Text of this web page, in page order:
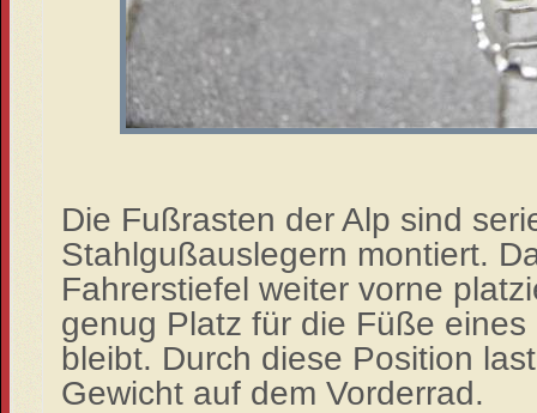
Die Fußrasten der Alp sind
Stahlgußauslegern montiert.
Fahrerstiefel weiter vorne
genug Platz für die Füße
bleibt. Durch diese Position
Gewicht auf dem Vorderrad.